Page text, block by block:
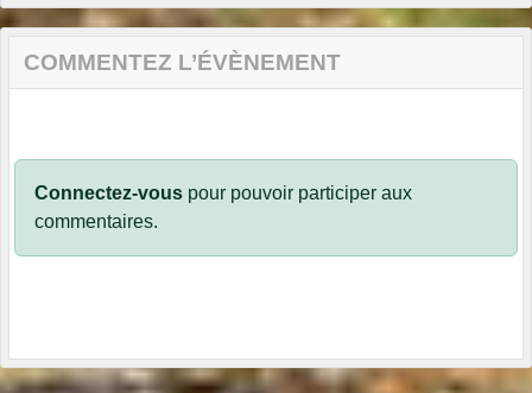
COMMENTEZ L’ÉVÈNEMENT
Connectez-vous pour pouvoir participer aux
commentaires.